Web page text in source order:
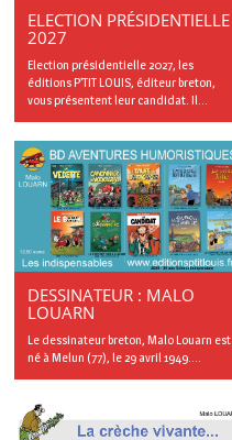
ELECTION PRÉSIDENTIELLE
2027
Election présidentielle 2027, les
éditions P’TIT LOUIS, éditeur breton,
vous présentent leur candidat. Il...
DESSINATEUR : MALO
LOUARN
Le dessinateur breton, Malo Louarn est
né à Melun (77), le 29 avril 1949....